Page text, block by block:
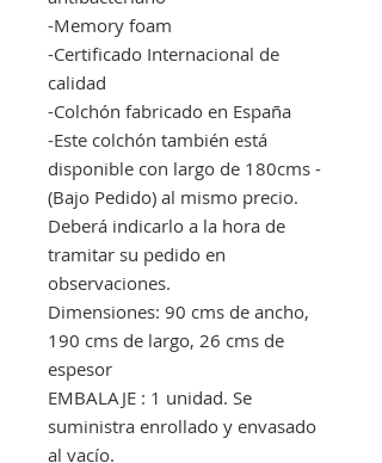
-Memory foam
-Certificado Internacional de
calidad
-Colchón fabricado en España
-Este colchón también está
disponible con largo de 180cms -
(Bajo Pedido) al mismo precio.
Deberá indicarlo a la hora de
tramitar su pedido en
observaciones.
Dimensiones: 90 cms de ancho,
190 cms de largo, 26 cms de
espesor
EMBALAJE : 1 unidad. Se
suministra enrollado y envasado
al vacío.